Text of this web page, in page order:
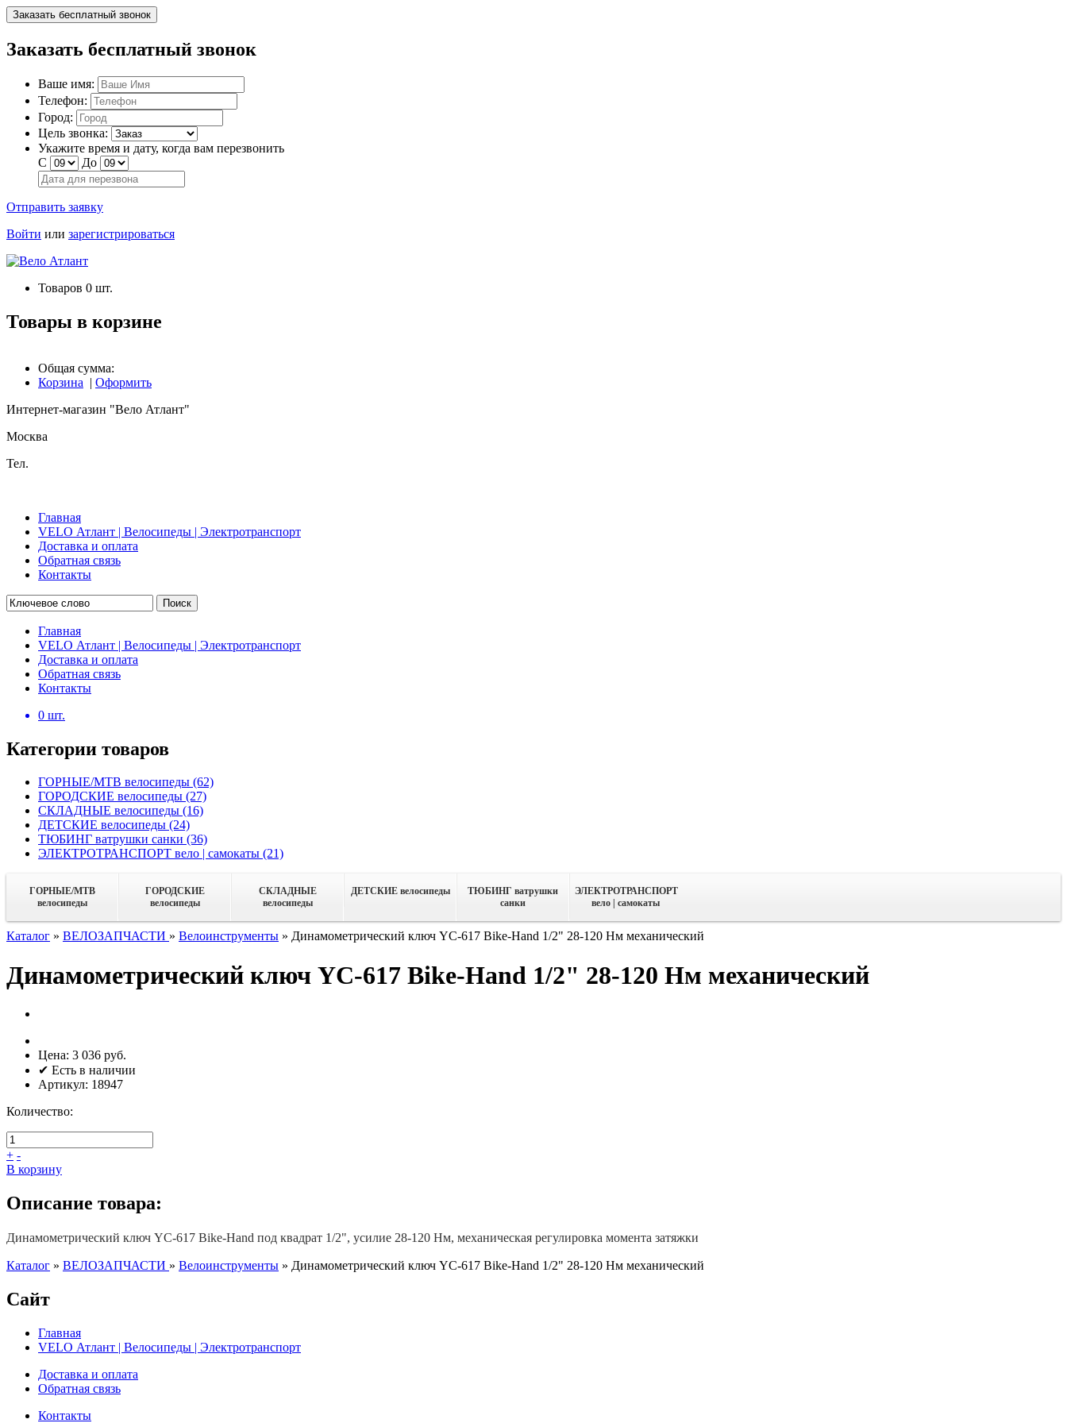
Заказать бесплатный звонок
Заказать бесплатный звонок
Ваше имя:
Телефон:
Город:
Цель звонка:
Укажите время и дату, когда вам перезвонить
С
До
Отправить заявку
Войти или зарегистрироваться
Товаров 0 шт.
Товары в корзине
Общая сумма:
Корзина | Оформить
Интернет-магазин "Вело Атлант"
Москва
Тел.
Главная
VELO Атлант | Велосипеды | Электротранспорт
Доставка и оплата
Обратная связь
Контакты
Поиск
Главная
VELO Атлант | Велосипеды | Электротранспорт
Доставка и оплата
Обратная связь
Контакты
0 шт.
Категории товаров
ГОРНЫЕ/MTB велосипеды (62)
ГОРОДСКИЕ велосипеды (27)
СКЛАДНЫЕ велосипеды (16)
ДЕТСКИЕ велосипеды (24)
ТЮБИНГ ватрушки санки (36)
ЭЛЕКТРОТРАНСПОРТ вело | самокаты (21)
ГОРНЫЕ/MTB
велосипеды
ГОРОДСКИЕ
велосипеды
СКЛАДНЫЕ
велосипеды
ДЕТСКИЕ велосипеды
ТЮБИНГ ватрушки
санки
ЭЛЕКТРОТРАНСПОРТ
вело | самокаты
Каталог » ВЕЛОЗАПЧАСТИ » Велоинструменты » Динамометрический ключ YC-617 Bike-Hand 1/2" 28-120 Нм механический
Динамометрический ключ YC-617 Bike-Hand 1/2" 28-120 Нм механический
Цена: 3 036 руб.
✔ Есть в наличии
Артикул: 18947
Количество:
+ -
В корзину
Описание товара:
Динамометрический ключ YC-617 Bike-Hand под квадрат 1/2", усилие 28-120 Нм, механическая регулировка момента затяжки
Каталог » ВЕЛОЗАПЧАСТИ » Велоинструменты » Динамометрический ключ YC-617 Bike-Hand 1/2" 28-120 Нм механический
Сайт
Главная
VELO Атлант | Велосипеды | Электротранспорт
Доставка и оплата
Обратная связь
Контакты